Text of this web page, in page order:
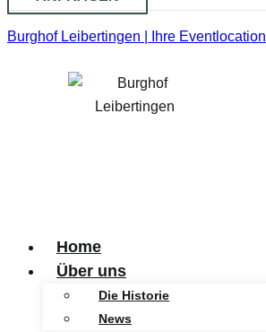
Burghof Leibertingen | Ihre Eventlocation
Home
Über uns
Die Historie
News